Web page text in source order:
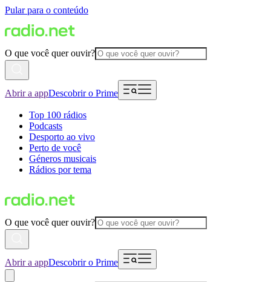
Pular para o conteúdo
O que você quer ouvir?
Abrir a appDescobrir o Prime
Top 100 rádios
Podcasts
Desporto ao vivo
Perto de você
Géneros musicais
Rádios por tema
O que você quer ouvir?
Abrir a appDescobrir o Prime